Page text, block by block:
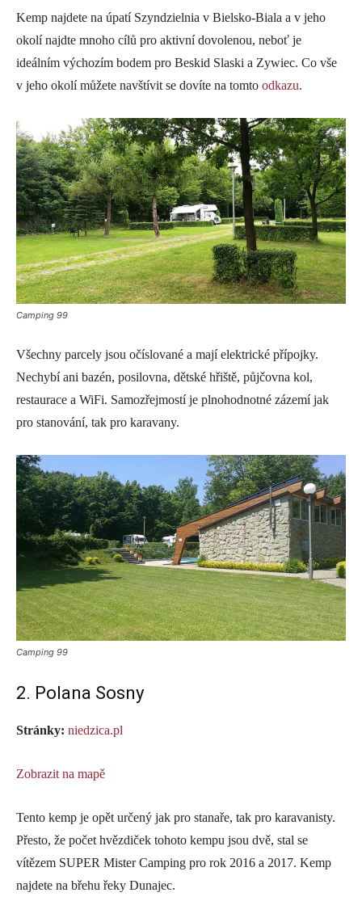
Kemp najdete na úpatí Szyndzielnia v Bielsko-Biala a v jeho
okolí najdte mnoho cílů pro aktivní dovolenou, neboť je
ideálním výchozím bodem pro Beskid Slaski a Zywiec. Co vše
v jeho okolí můžete navštívit se dovíte na tomto odkazu.
Camping 99
Všechny parcely jsou očíslované a mají elektrické přípojky.
Nechybí ani bazén, posilovna, dětské hřiště, půjčovna kol,
restaurace a WiFi. Samozřejmostí je plnohodnotné zázemí jak
pro stanování, tak pro karavany.
Camping 99
2. Polana Sosny
Stránky: niedzica.pl
Zobrazit na mapě
Tento kemp je opět určený jak pro stanaře, tak pro karavanisty.
Přesto, že počet hvězdiček tohoto kempu jsou dvě, stal se
vítězem SUPER Mister Camping pro rok 2016 a 2017. Kemp
najdete na břehu řeky Dunajec.